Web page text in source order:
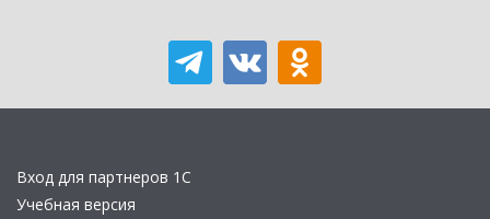
Вход для партнеров 1С
Учебная версия